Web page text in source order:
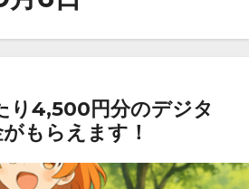
り4,500円分のデジタ
もらえます！